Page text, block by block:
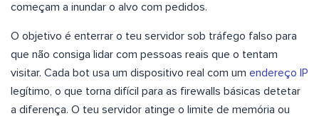
começam a inundar o alvo com pedidos.
O objetivo é enterrar o teu servidor sob tráfego falso para
que não consiga lidar com pessoas reais que o tentam
visitar. Cada bot usa um dispositivo real com um endereço IP
legítimo, o que torna difícil para as firewalls básicas detetar
a diferença. O teu servidor atinge o limite de memória ou